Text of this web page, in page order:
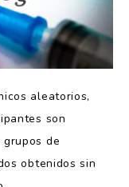
aleatorios,
son
de
obtenidos sin